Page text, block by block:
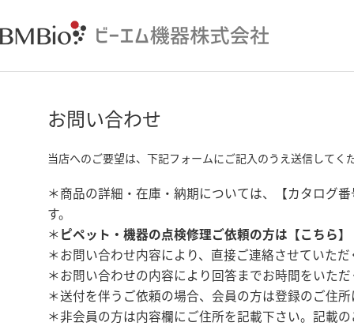
お問い合わせ
当店へのご要望は、下記フォームにご記入のうえ送信してく
＊商品の詳細・在庫・納期については、【カタログ
す。
＊ ピペット・機器の点検修理ご依頼の方は【こちら】
＊お問い合わせ内容により、直接ご連絡させていた
＊お問い合わせの内容により回答までお時間をいた
＊送付を伴うご依頼の場合、会員の方は登録のご住
＊非会員の方は内容欄にご住所を記載下さい。記載